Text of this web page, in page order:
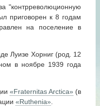
"контрреволюционную
приговорен к 8 годам
на поселение в
Луизе Хорниг (род. 12
в ноябре 1939 года
«Fraternitas Arctica»(в
«Ruthenia»